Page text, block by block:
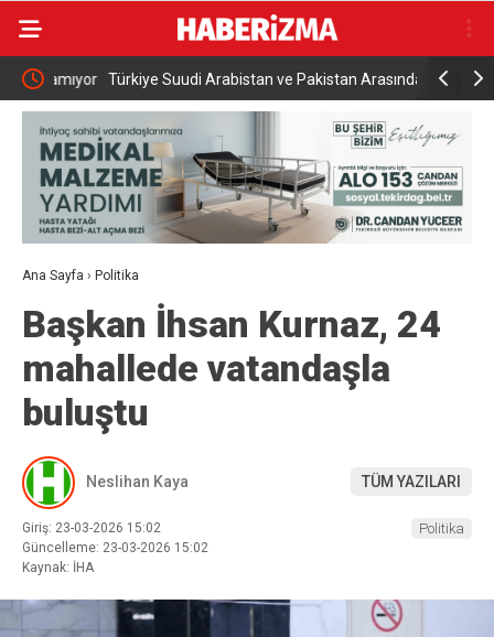
Türkiye Suudi Arabistan ve Pakistan Arasında Ortak
Savunma Anlaşması
Rusya
saldırısı
Ana Sayfa › Politika
Başkan İhsan Kurnaz, 24
mahallede vatandaşla
buluştu
Neslihan Kaya TÜM YAZILARI
Giriş: 23-03-2026 15:02
Güncelleme: 23-03-2026 15:02
Kaynak: İHA
Politika